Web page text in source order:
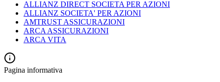
ALLIANZ DIRECT SOCIETA PER AZIONI
ALLIANZ SOCIETA' PER AZIONI
AMTRUST ASSICURAZIONI
ARCA ASSICURAZIONI
ARCA VITA
Pagina informativa